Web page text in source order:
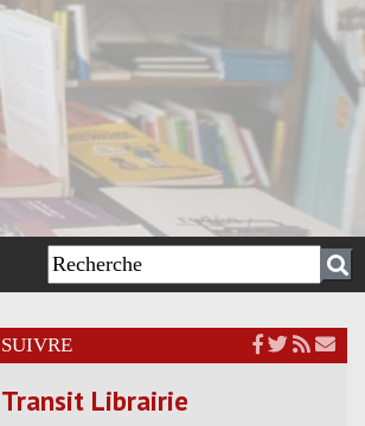
SUIVRE
Transit Librairie